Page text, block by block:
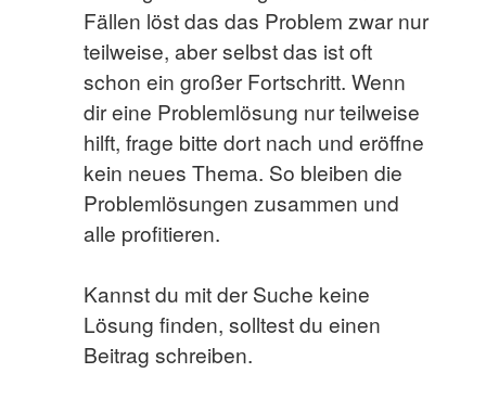
Fällen löst das das Problem zwar nur
teilweise, aber selbst das ist oft
schon ein großer Fortschritt. Wenn
dir eine Problemlösung nur teilweise
hilft, frage bitte dort nach und eröffne
kein neues Thema. So bleiben die
Problemlösungen zusammen und
alle profitieren.
Kannst du mit der Suche keine
Lösung finden, solltest du einen
Beitrag schreiben.